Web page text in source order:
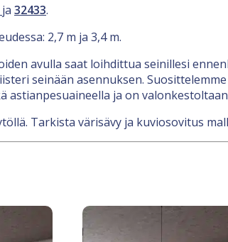
ja 32433.
2,7 m ja 3,4 m.
avulla saat loihdittua seinillesi
seinään asennuksen.
astianpesuaineella ja on
Tarkista värisävy ja kuviosovitus